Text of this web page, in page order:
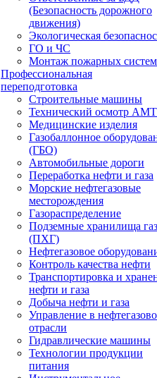
(Безопасность дорожного
движения)
Экологическая
ГО и ЧС
Монтаж пожарных систем
Профессиональная
переподготовка
Строительные машины
Технический осмотр
Медицинские изделия
Газобаллонное
(ГБО)
Автомобильные дороги
Переработка нефти и газа
Морские нефтегазовые
месторождения
Газораспределение
Подземные хранилища
(ПХГ)
Нефтегазовое
Контроль качества нефти
Транспортировка и
нефти и газа
Добыча нефти и газа
Управление в
отрасли
Гидравлические машины
Технологии продукции
питания